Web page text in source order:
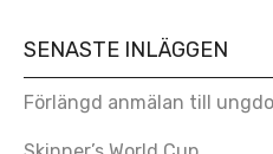
SENASTE INLÄGGEN
Förlängd anmälan till